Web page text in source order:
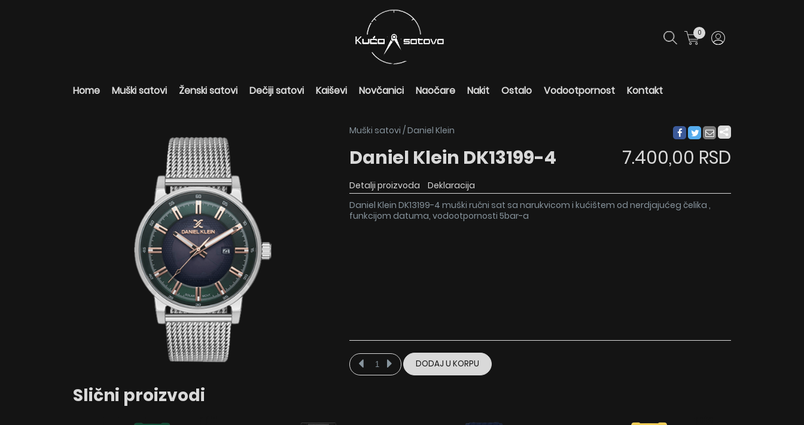
0
Home Muški satovi Ženski satovi Dečiji satovi Kaiševi Novčanici Naočare Nakit Ostalo Vodootpornost Kontakt
Muški satovi /Daniel Klein
Daniel Klein DK13199-4 7.400,00 RSD
Detalji proizvoda
Deklaracija
Daniel Klein DK13199-4 muški ručni sat sa narukvicom i kućištem od nerdjajućeg čelika ,
funkcijom datuma, vodootpornosti 5bar-a
DODAJ U KORPU
Slični proizvodi